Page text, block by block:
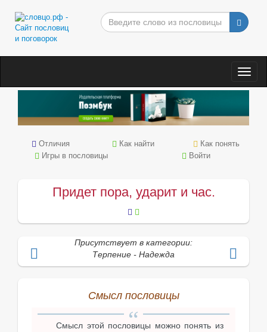
Отличия Как найти
Как понять
Игры в пословицы
Войти
Придет пора, ударит и час.
Присутствует в категории:
Терпение - Надежда
Смысл пословицы
Смысл этой пословицы можно понять из